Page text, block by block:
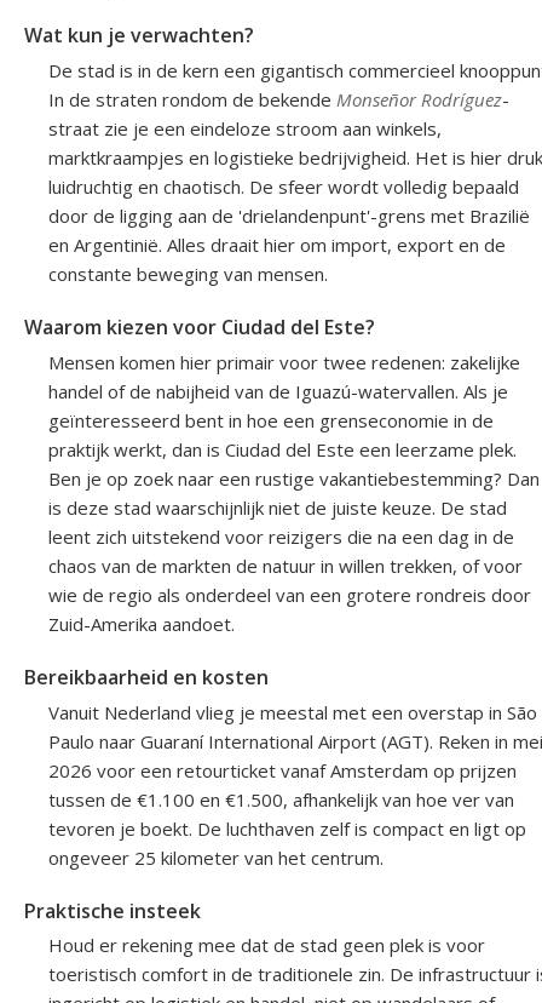
Wat kun je verwachten?
De stad is in de kern een gigantisch commercieel
In de straten rondom de bekende Monseñor Rodríguez-
straat zie je een eindeloze stroom aan winkels,
marktkraampjes en logistieke bedrijvigheid. Het is hier
luidruchtig en chaotisch. De sfeer wordt volledig bepaald
door de ligging aan de 'drielandenpunt'-grens met Brazilië
en Argentinië. Alles draait hier om import, export en de
constante beweging van mensen.
Waarom kiezen voor Ciudad del Este?
Mensen komen hier primair voor twee redenen: zakelijke
handel of de nabijheid van de Iguazú-watervallen. Als je
geïnteresseerd bent in hoe een grenseconomie in de
praktijk werkt, dan is Ciudad del Este een leerzame plek.
Ben je op zoek naar een rustige vakantiebestemming? Dan
is deze stad waarschijnlijk niet de juiste keuze. De stad
leent zich uitstekend voor reizigers die na een dag in de
chaos van de markten de natuur in willen trekken, of voor
wie de regio als onderdeel van een grotere rondreis door
Zuid-Amerika aandoet.
Bereikbaarheid en kosten
Vanuit Nederland vlieg je meestal met een overstap in São
Paulo naar Guaraní International Airport (AGT). Reken in mei
2026 voor een retourticket vanaf Amsterdam op prijzen
tussen de €1.100 en €1.500, afhankelijk van hoe ver van
tevoren je boekt. De luchthaven zelf is compact en ligt op
ongeveer 25 kilometer van het centrum.
Praktische insteek
Houd er rekening mee dat de stad geen plek is voor
toeristisch comfort in de traditionele zin. De infrastructuur